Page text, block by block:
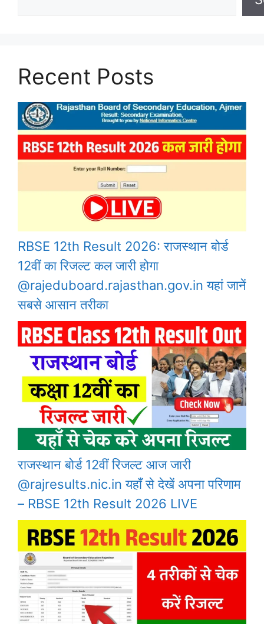
Recent Posts
RBSE 12th Result 2026: राजस्थान बोर्ड
12वीं का रिजल्ट कल जारी होगा
@rajeduboard.rajasthan.gov.in यहां जानें
सबसे आसान तरीका
राजस्थान बोर्ड 12वीं रिजल्ट आज जारी
@rajresults.nic.in यहाँ से देखें अपना परिणाम
– RBSE 12th Result 2026 LIVE